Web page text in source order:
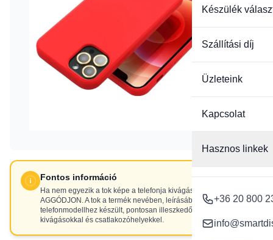
Készülék
Szállítási díj
Üzleteink
Kapcsolat
Hasznos linkek
+36 20 800
Fontos információ
Ha nem egyezik a tok képe a telefonja kivágásaival, NE
AGGÓDJON. A tok a termék nevében, leírásában szereplő
telefonmodellhez készült, pontosan illeszkedő
kivágásokkal és csatlakozóhelyekkel.